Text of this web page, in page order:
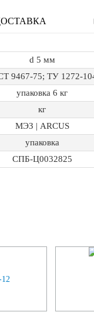
d 5 мм
9467-75; ТУ 1272-
упаковка 6 кг
кг
МЭЗ | ARCUS
упаковка
СПБ-Ц0032825